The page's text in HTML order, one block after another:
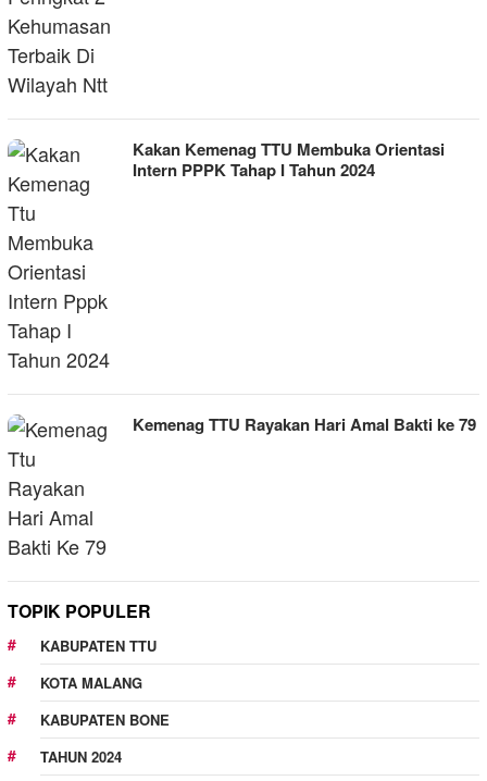
Kakan Kemenag TTU Membuka Orientasi
Intern PPPK Tahap I Tahun 2024
Kemenag TTU Rayakan Hari Amal Bakti ke 79
TOPIK POPULER
KABUPATEN TTU
KOTA MALANG
KABUPATEN BONE
TAHUN 2024